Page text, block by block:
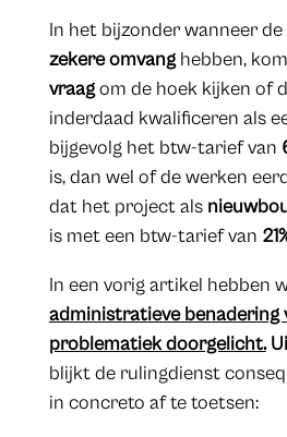
In het bijzonder wanneer de
zekere omvanghebben,
vraagom de hoek kijken of
inderdaad kwalificeren als
bijgevolg het btw-tarief van
is, dan wel of de werken
dat het project als
is met een btw-tarief van
In een vorig artikel hebben
administratieve benadering
problematiek doorgelicht.
blijkt de rulingdienst
in concreto af te toetsen: